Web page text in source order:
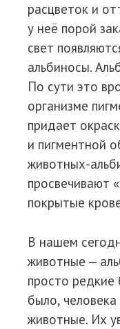
расцветок и
у неё порой
свет
альбиносы.
По сути это
организме
придает
и пигментной
животных-
просвечивают
покрытые
В нашем
животные —
просто
было, человека
животные. Их